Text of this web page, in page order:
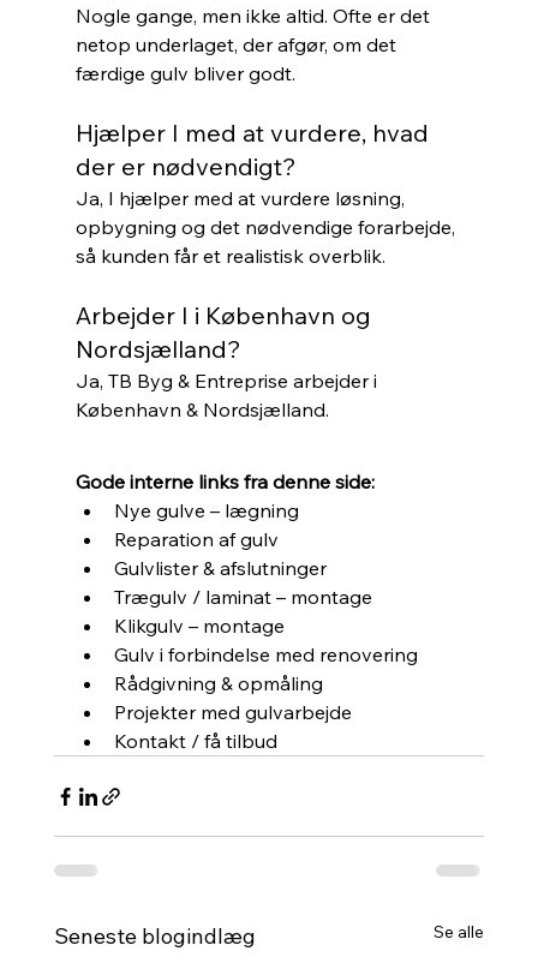
Nogle gange, men ikke altid. Ofte er det
netop underlaget, der afgør, om det
færdige gulv bliver godt.
Hjælper I med at vurdere, hvad
der er nødvendigt?
Ja, I hjælper med at vurdere løsning,
opbygning og det nødvendige forarbejde,
så kunden får et realistisk overblik.
Arbejder I i København og
Nordsjælland?
Ja, TB Byg & Entreprise arbejder i
København & Nordsjælland.
Gode interne links fra denne side:
Nye gulve – lægning
Reparation af gulv
Gulvlister & afslutninger
Trægulv / laminat – montage
Klikgulv – montage
Gulv i forbindelse med renovering
Rådgivning & opmåling
Projekter med gulvarbejde
Kontakt / få tilbud
Seneste blogindlæg Se alle